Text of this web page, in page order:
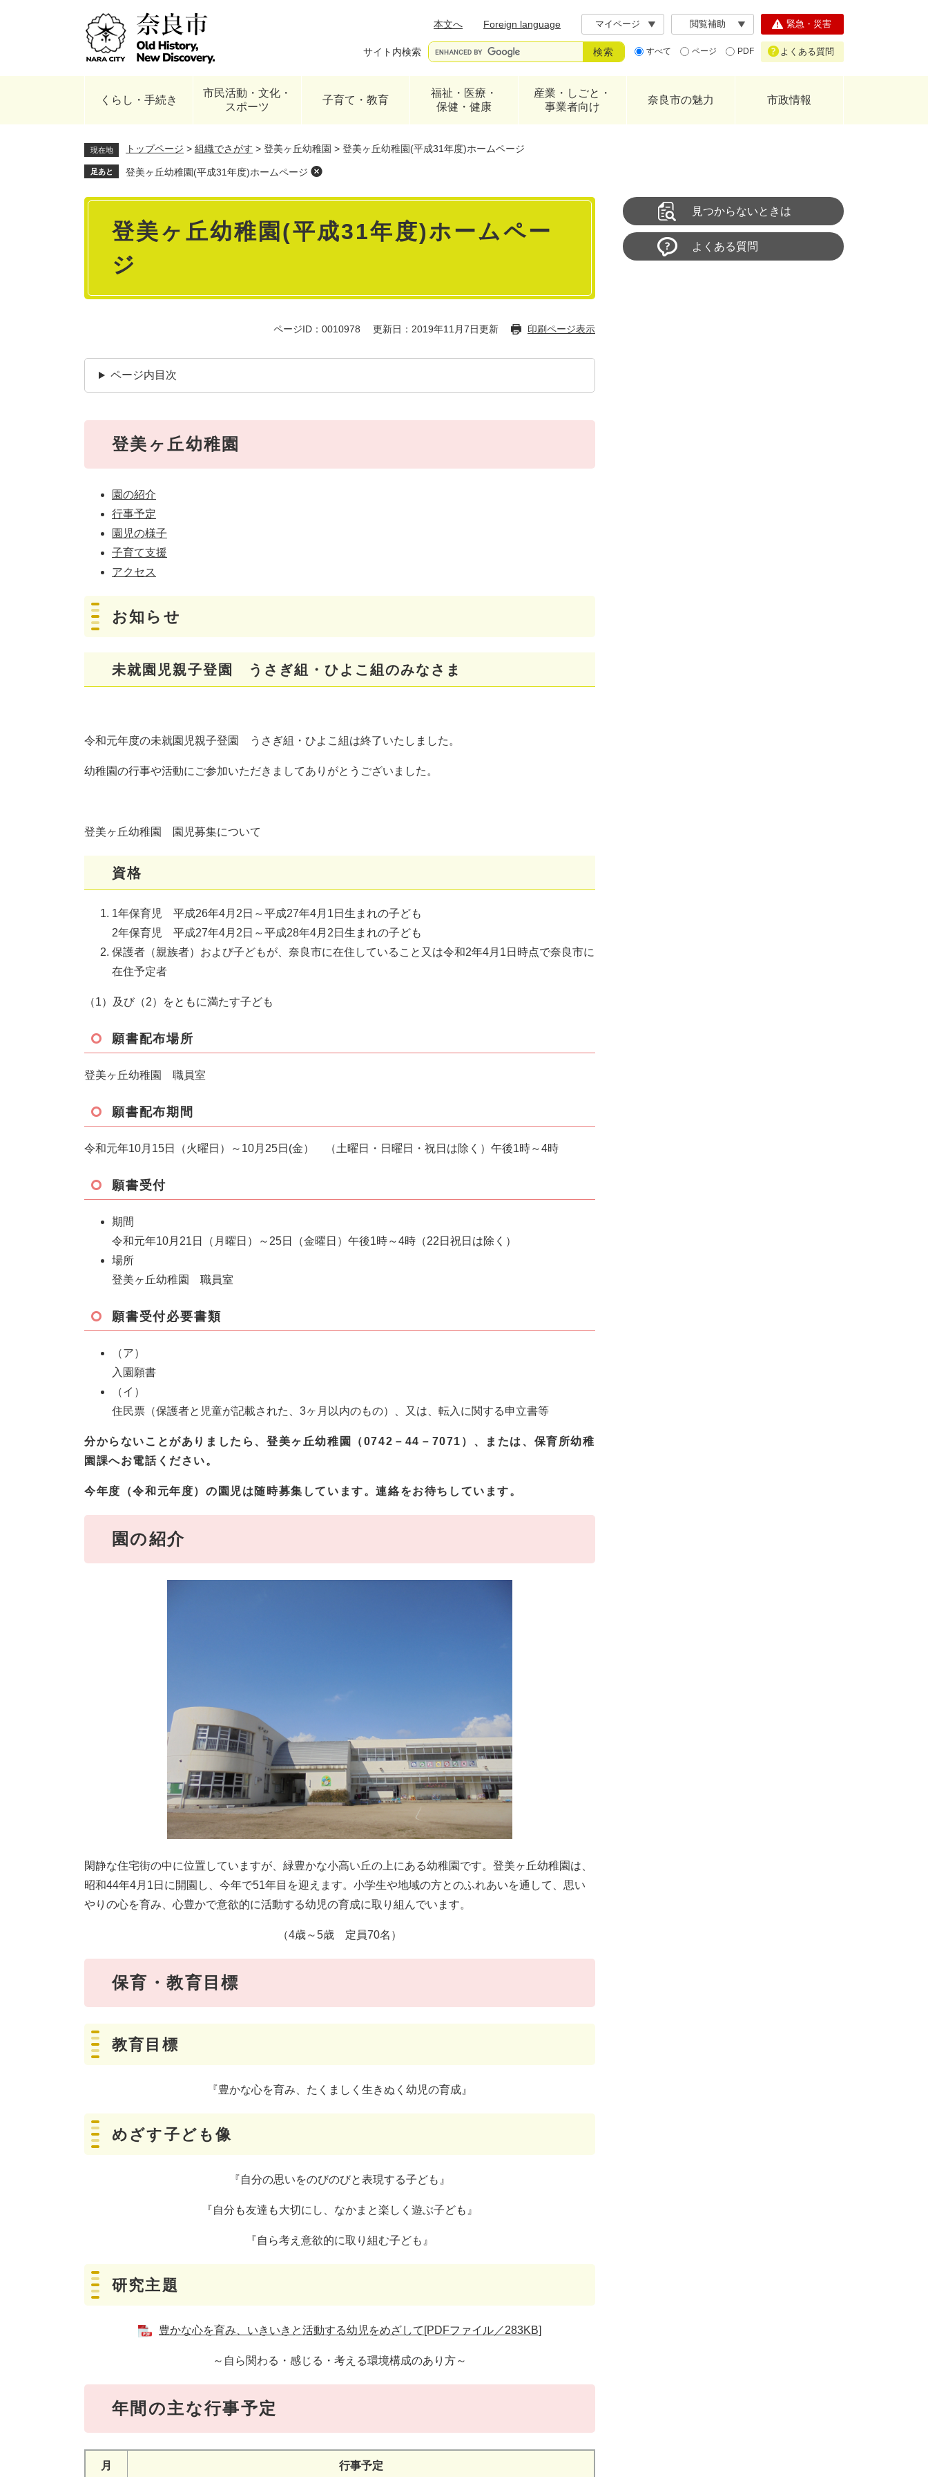
本文へ
Foreign language マイページ 閲覧補助
サイト内検索 すべて ページ PDF
緊急・災害
よくある質問
くらし・手続き
市民活動・文化・
スポーツ
子育て・教育
福祉・医療・
保健・健康
産業・しごと・
事業者向け
奈良市の魅力 市政情報
現在地 トップページ > 組織でさがす > 登美ヶ丘幼稚園 > 登美ヶ丘幼稚園(平成31年度)ホームページ
足あと 登美ヶ丘幼稚園(平成31年度)ホームページ
本
登美ヶ丘幼稚園(平成31年度)ホームペー
ジ
ページID：0010978 更新日：2019年11月7日更新 印刷ページ表示
ページ内目次
登美ヶ丘幼稚園
園の紹介
行事予定
園児の様子
子育て支援
アクセス
お知らせ
未就園児親子登園 うさぎ組・ひよこ組のみなさま
令和元年度の未就園児親子登園 うさぎ組・ひよこ組は終了いたしました。
幼稚園の行事や活動にご参加いただきましてありがとうございました。
登美ヶ丘幼稚園 園児募集について
資格
1年保育児 平成26年4月2日～平成27年4月1日生まれの子ども
2年保育児 平成27年4月2日～平成28年4月2日生まれの子ども
保護者（親族者）および子どもが、奈良市に在住していること又は令和2年4月1日時点で奈良市に
在住予定者
（1）及び（2）をともに満たす子ども
願書配布場所
登美ヶ丘幼稚園 職員室
願書配布期間
令和元年10月15日（火曜日）～10月25日(金） （土曜日・日曜日・祝日は除く）午後1時～4時
願書受付
期間
令和元年10月21日（月曜日）～25日（金曜日）午後1時～4時（22日祝日は除く）
場所
登美ヶ丘幼稚園 職員室
願書受付必要書類
（ア）
入園願書
（イ）
住民票（保護者と児童が記載された、3ヶ月以内のもの）、又は、転入に関する申立書等
分からないことがありましたら、登美ヶ丘幼稚園（0742－44－7071）、または、保育所幼稚
園課へお電話ください。
今年度（令和元年度）の園児は随時募集しています。連絡をお待ちしています。
園の紹介
閑静な住宅街の中に位置していますが、緑豊かな小高い丘の上にある幼稚園です。登美ヶ丘幼稚園は、
昭和44年4月1日に開園し、今年で51年目を迎えます。小学生や地域の方とのふれあいを通して、思い
やりの心を育み、心豊かで意欲的に活動する幼児の育成に取り組んでいます。
（4歳～5歳 定員70名）
保育・教育目標
教育目標
『豊かな心を育み、たくましく生きぬく幼児の育成』
めざす子ども像
『自分の思いをのびのびと表現する子ども』
『自分も友達も大切にし、なかまと楽しく遊ぶ子ども』
『自ら考え意欲的に取り組む子ども』
研究主題
豊かな心を育み、いきいきと活動する幼児をめざして[PDFファイル／283KB]
～自ら関わる・感じる・考える環境構成のあり方～
年間の主な行事予定
月 行事予定
見つからないときは
よくある質問